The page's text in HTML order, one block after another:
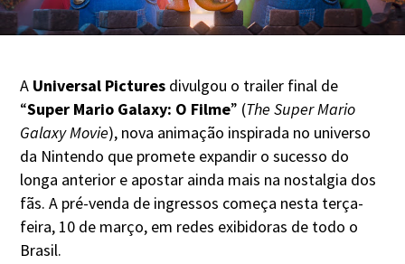
A Universal Pictures divulgou o trailer final de
“Super Mario Galaxy: O Filme” (The Super Mario
Galaxy Movie), nova animação inspirada no universo
da Nintendo que promete expandir o sucesso do
longa anterior e apostar ainda mais na nostalgia dos
fãs. A pré-venda de ingressos começa nesta terça-
feira, 10 de março, em redes exibidoras de todo o
Brasil.